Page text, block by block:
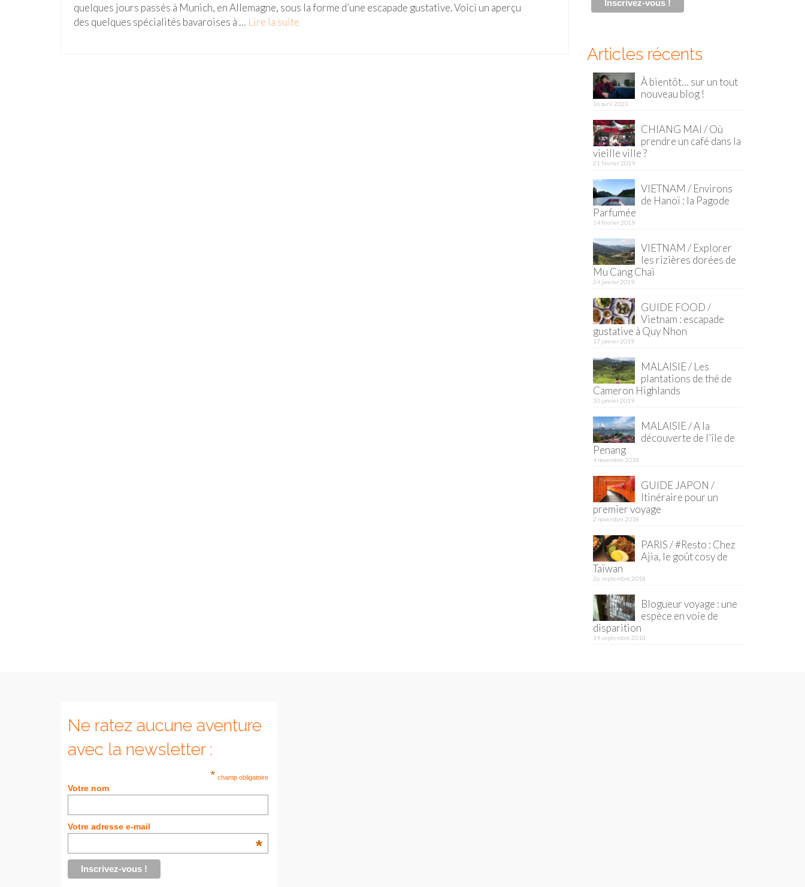
quelques jours passés à Munich, en Allemagne, sous la forme d’une escapade gustative. Voici un aperçu
des quelques spécialités bavaroises à … Lire la suite­­
Articles récents
À bientôt… sur un tout
nouveau blog !
16 avril 2023
CHIANG MAI / Où
prendre un café dans la
vieille ville ?
21 février 2019
VIETNAM / Environs
de Hanoï : la Pagode
Parfumée
14 février 2019
VIETNAM / Explorer
les rizières dorées de
Mu Cang Chai
24 janvier 2019
GUIDE FOOD /
Vietnam : escapade
gustative à Quy Nhon
17 janvier 2019
MALAISIE / Les
plantations de thé de
Cameron Highlands
10 janvier 2019
MALAISIE / A la
découverte de l’île de
Penang
4 novembre 2018
GUIDE JAPON /
Itinéraire pour un
premier voyage
2 novembre 2018
PARIS / #Resto : Chez
Ajia, le goût cosy de
Taïwan
26 septembre 2018
Blogueur voyage : une
espèce en voie de
disparition
19 septembre 2018
Ne ratez aucune aventure
avec la newsletter :
* champ obligatoire
Votre nom
Votre adresse e-mail
*